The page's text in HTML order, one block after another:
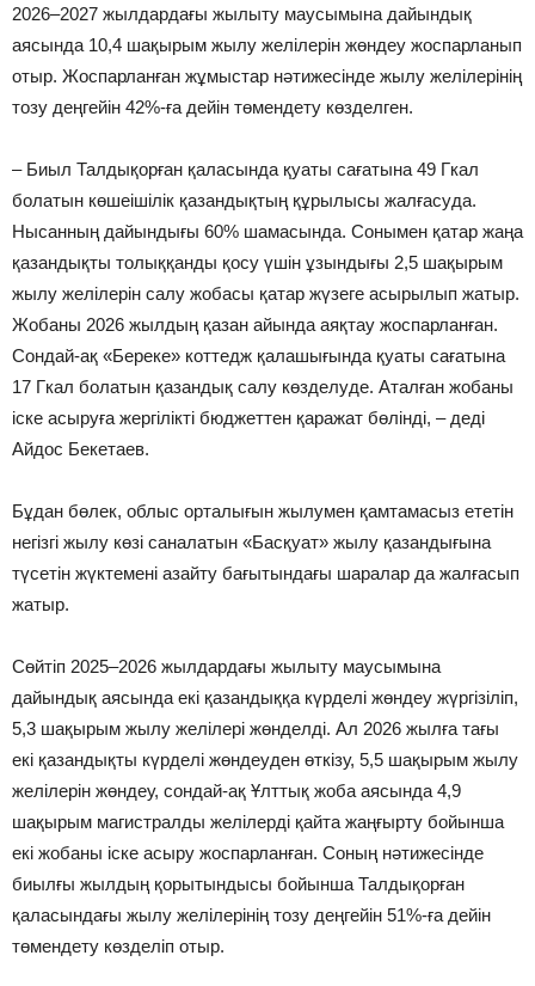
2026–2027 жылдардағы жылыту маусымына дайындық
аясында 10,4 шақырым жылу желілерін жөндеу жоспарланып
отыр. Жоспарланған жұмыстар нәтижесінде жылу желілерінің
тозу деңгейін 42%-ға дейін төмендету көзделген.
– Биыл Талдықорған қаласында қуаты сағатына 49 Гкал
болатын көшеішілік қазандықтың құрылысы жалғасуда.
Нысанның дайындығы 60% шамасында. Сонымен қатар жаңа
қазандықты толыққанды қосу үшін ұзындығы 2,5 шақырым
жылу желілерін салу жобасы қатар жүзеге асырылып жатыр.
Жобаны 2026 жылдың қазан айында аяқтау жоспарланған.
Сондай-ақ «Береке» коттедж қалашығында қуаты сағатына
17 Гкал болатын қазандық салу көзделуде. Аталған жобаны
іске асыруға жергілікті бюджеттен қаражат бөлінді, – деді
Айдос Бекетаев.
Бұдан бөлек, облыс орталығын жылумен қамтамасыз ететін
негізгі жылу көзі саналатын «Басқуат» жылу қазандығына
түсетін жүктемені азайту бағытындағы шаралар да жалғасып
жатыр.
Сөйтіп 2025–2026 жылдардағы жылыту маусымына
дайындық аясында екі қазандыққа күрделі жөндеу жүргізіліп,
5,3 шақырым жылу желілері жөнделді. Ал 2026 жылға тағы
екі қазандықты күрделі жөндеуден өткізу, 5,5 шақырым жылу
желілерін жөндеу, сондай-ақ Ұлттық жоба аясында 4,9
шақырым магистралды желілерді қайта жаңғырту бойынша
екі жобаны іске асыру жоспарланған. Соның нәтижесінде
биылғы жылдың қорытындысы бойынша Талдықорған
қаласындағы жылу желілерінің тозу деңгейін 51%-ға дейін
төмендету көзделіп отыр.